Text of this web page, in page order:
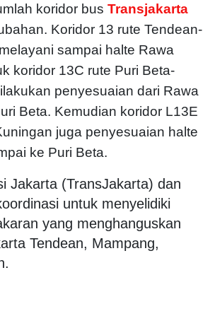
koridor bus Transjakarta
Koridor 13 rute Tendean-
sampai halte Rawa
koridor 13C rute Puri Beta-
penyesuaian dari Rawa
Beta. Kemudian koridor L13E
juga penyesuaian halte
ke Puri Beta.
Jakarta (TransJakarta) dan
untuk menyelidiki
yang menghanguskan
Tendean, Mampang,